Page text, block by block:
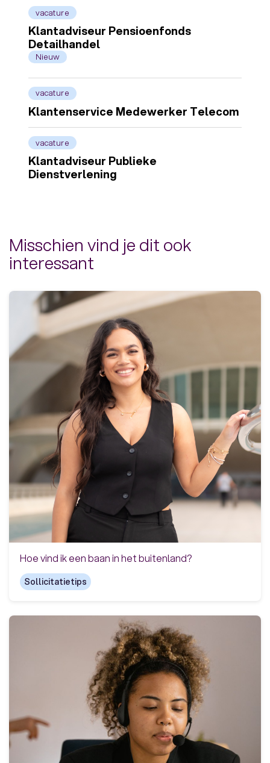
vacature
Klantadviseur Pensioenfonds
Detailhandel
Nieuw
vacature
Klantenservice Medewerker Telecom
vacature
Klantadviseur Publieke
Dienstverlening
Misschien vind je dit ook
interessant
Hoe vind ik een baan in het buitenland?
Sollicitatietips